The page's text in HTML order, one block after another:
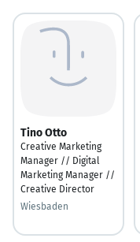
Tino Otto
Creative Marketing
Manager // Digital
Marketing Manager //
Creative Director
Wiesbaden